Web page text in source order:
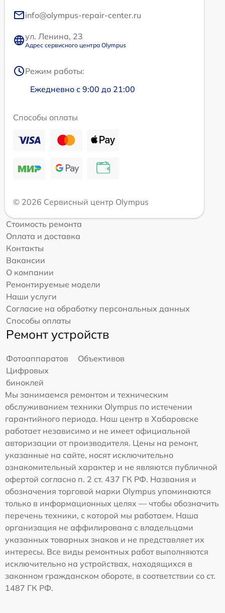
info@olympus-repair-center.ru
ул. Ленина, 23
Адрес сервисного центра Olympus
Режим работы:
Ежедневно с 9:00 до 21:00
Способы оплаты
© 2026 Сервисный центр Olympus
Стоимость ремонта
Оплата и доставка
Контакты
Вакансии
О компании
Ремонтируемые модели
Наши услуги
Согласие на обработку персональных данных
Способы оплаты
Ремонт устройств
Фотоаппаратов
Объективов
Цифровых
биноклей
Мы занимаемся ремонтом и техническим
обслуживанием техники Olympus по истечении
гарантийного периода. Наш центр в Хабаровске
работает независимо и не имеет официальной
авторизации от производителя. Цены на ремонт,
указанные на сайте, носят исключительно
ознакомительный характер и не являются публичной
офертой согласно п. 2 ст. 437 ГК РФ. Названия и
обозначения торговой марки Olympus упоминаются
только в информационных целях — чтобы обозначить
перечень техники, с которой мы работаем. Наша
организация не аффилирована с владельцами
указанных товарных знаков и не представляет их
интересы. Все виды ремонтных работ выполняются
исключительно на устройствах, находящихся в
законном гражданском обороте, в соответствии со ст.
1487 ГК РФ.